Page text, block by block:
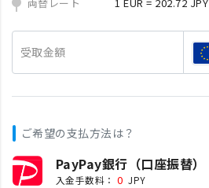
受取金額
ご希望の支払方法は？
PayPay銀行（口座振替）
入金手数料： 0 JPY